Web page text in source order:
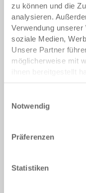
zu können und die
analysieren.
Verwendung
soziale Medien,
Unsere Partner
möglicherweise mit
Nutzung der Dienste
Notwendig
Präferenzen
Statistiken
Bestellnummer
3-6426N-72-
Aussenmasse:
600 x 400 x 281
Angebot
Technische Daten